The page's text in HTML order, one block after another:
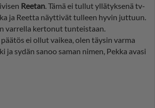
Reetan. Tämä ei tullut yllätyksenä tv-
ja Reetta näyttivät tulleen hyvin juttuun.
varrella kertonut tunteistaan.
ei ollut vaikea, olen täysin varma
ja sydän sanoo saman nimen, Pekka avasi